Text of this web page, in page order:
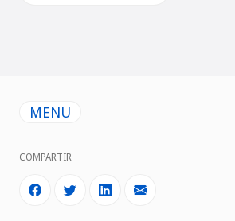
MENU
COMPARTIR